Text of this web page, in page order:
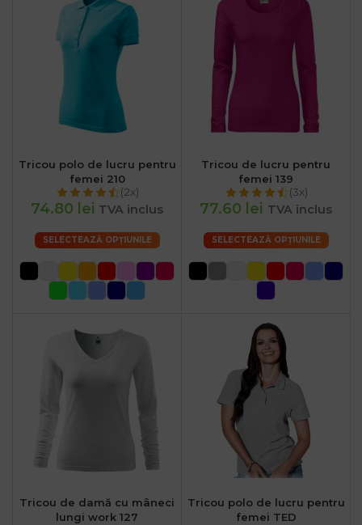
Tricou polo de lucru pentru
femei 210
(2x)
74.80 lei TVA inclus
SELECTEAZĂ OPȚIUNILE
Tricou de lucru pentru
femei 139
(3x)
77.60 lei TVA inclus
SELECTEAZĂ OPȚIUNILE
Tricou de damă cu mâneci
lungi work 127
Tricou polo de lucru pentru
femei TED